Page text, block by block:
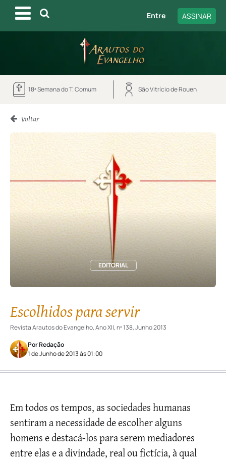
Entre ASSINAR
18ª Semana do T. Comum São Vitrício de Rouen
Voltar
EDITORIAL
Escolhidos para servir
Revista Arautos do Evangelho, Ano XII, nº 138, Junho 2013
Por Redação
1 de Junho de 2013 às 01:00
Em todos os tempos, as sociedades humanas
sentiram a necessidade de escolher alguns
homens e destacá-los para serem mediadores
entre elas e a divindade, real ou fictícia, à qual